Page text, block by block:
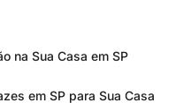
na Sua Casa em SP
em SP para Sua Casa